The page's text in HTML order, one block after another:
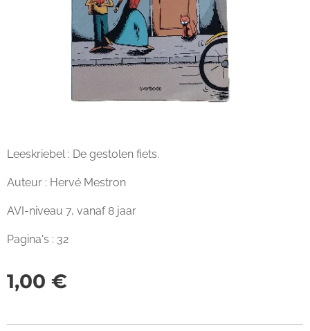
Leeskriebel : De gestolen fiets.
Auteur : Hervé Mestron
AVI-niveau 7, vanaf 8 jaar
Pagina's : 32
1,00 €